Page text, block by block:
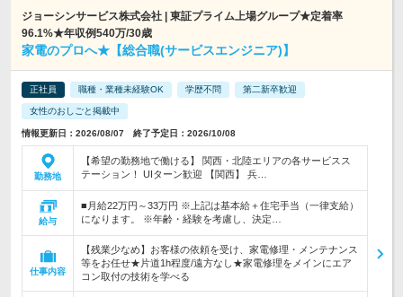
ジョーシンサービス株式会社 | 東証プライム上場グループ★定着率
96.1%★年収例540万/30歳
家電のプロへ★【総合職(サービスエンジニア)】
正社員 職種・業種未経験OK 学歴不問 第二新卒歓迎
女性のおしごと掲載中
情報更新日：2026/08/07 終了予定日：2026/10/08
勤務地
【希望の勤務地で働ける】 関西・北陸エリアの各サービスス
テーション！ UIターン歓迎 【関西】 兵…
給与
■月給22万円～33万円 ※上記は基本給＋住宅手当（一律支給）
になります。 ※年齢・経験を考慮し、決定…
仕事内容
【残業少なめ】お客様の依頼を受け、家電修理・メンテナンス
等をお任せ★片道1h程度/遠方なし★家電修理をメインにエア
コン取付の技術を学べる